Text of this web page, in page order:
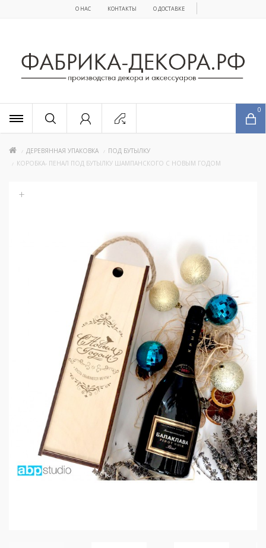
О НАС КОНТАКТЫ О ДОСТАВКЕ
0
ДЕРЕВЯННАЯ УПАКОВКА
ПОД БУТЫЛКУ
КОРОБКА- ПЕНАЛ ПОД БУТЫЛКУ ШАМПАНСКОГО С НОВЫМ ГОДОМ
+